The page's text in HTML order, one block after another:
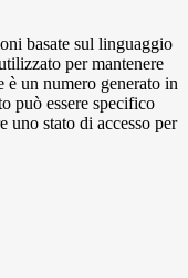
basate sul linguaggio
per mantenere
è un numero generato in
può essere specifico
uno stato di accesso per